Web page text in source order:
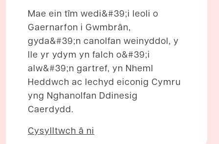
Mae ein tîm wedi&#39;i leoli o
Gaernarfon i Gwmbrân,
gyda&#39;n canolfan weinyddol, y
lle yr ydym yn falch o&#39;i
alw&#39;n gartref, yn Nheml
Heddwch ac Iechyd eiconig Cymru
yng Nghanolfan Ddinesig
Caerdydd.
Cysylltwch â ni